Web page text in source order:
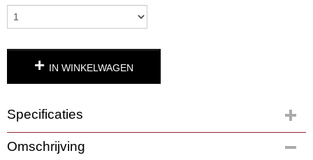
IN WINKELWAGEN
Specificaties
Productcode
4009
Omschrijving